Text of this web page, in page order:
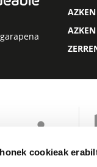
cookieak
garapena